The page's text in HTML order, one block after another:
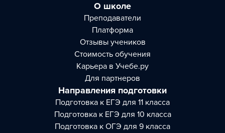
О школе
Преподаватели
Платформа
Отзывы учеников
Стоимость обучения
Карьера в Учебе.ру
Для партнеров
Направления подготовки
Подготовка к ЕГЭ для 11 класса
Подготовка к ЕГЭ для 10 класса
Подготовка к ОГЭ для 9 класса